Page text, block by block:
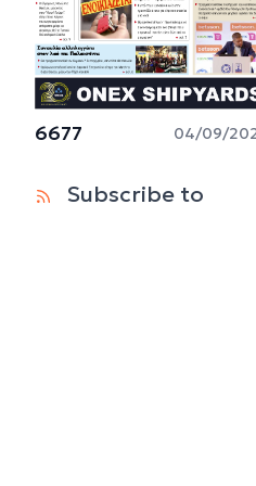
6677 04/09/
Subscribe to